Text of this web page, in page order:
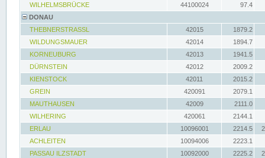
WILHELMSBRÜCKE
44100024
97.4
DONAU
THEBNERSTRASSL
42015
1879.2
WILDUNGSMAUER
42014
1894.7
KORNEUBURG
42013
1941.5
DÜRNSTEIN
42012
2009.2
KIENSTOCK
42011
2015.2
GREIN
420091
2079.1
MAUTHAUSEN
42009
2111.0
WILHERING
420061
2144.1
ERLAU
10096001 2214.5
ACHLEITEN
10094006
2223.1
PASSAU ILZSTADT
10092000 2225.2